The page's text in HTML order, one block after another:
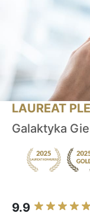
LAUREAT
Galaktyka
9.9